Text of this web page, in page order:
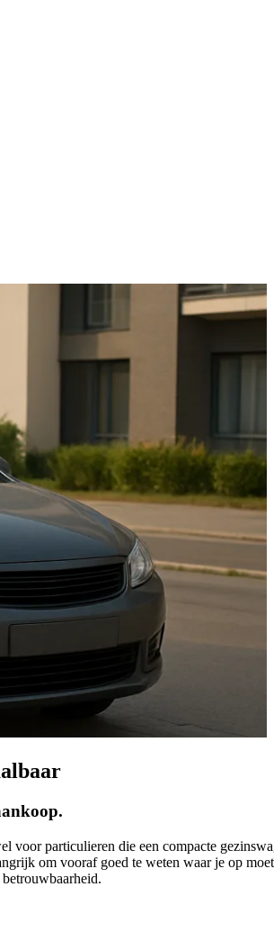
voor particulieren die een compacte
om vooraf goed te weten waar je op